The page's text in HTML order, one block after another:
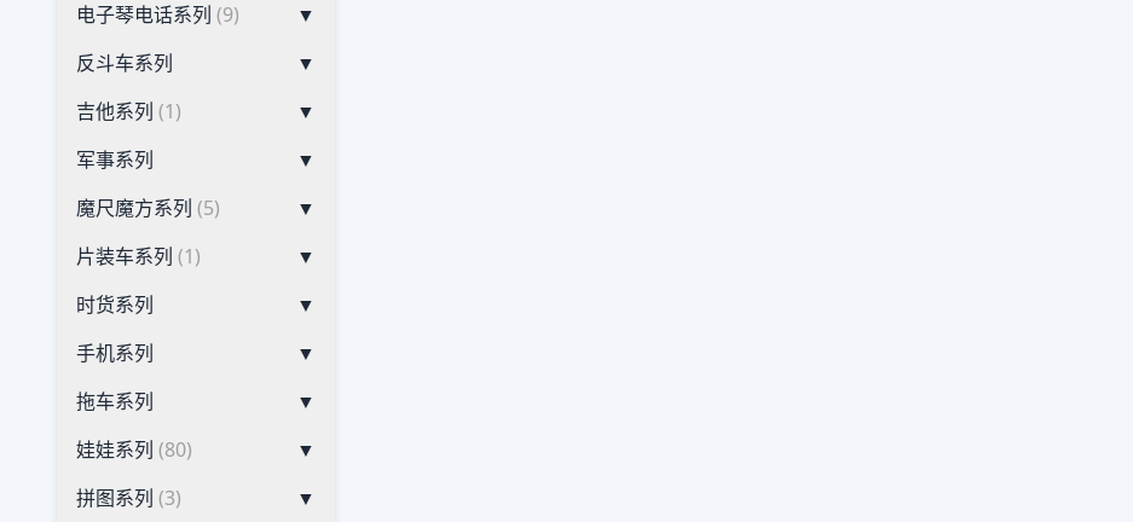
电子琴电话系列 (9)
▼
反斗车系列
▼
吉他系列 (1)
▼
军事系列
▼
魔尺魔方系列 (5)
▼
片装车系列 (1)
▼
时货系列
▼
手机系列
▼
拖车系列
▼
娃娃系列 (80)
▼
拼图系列 (3)
▼